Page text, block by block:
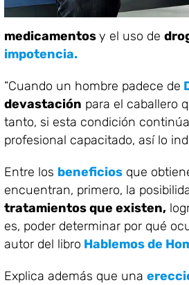
medicamentosy el uso de
impotencia.
“Cuando un hombre padece de
devastación para el caballero
tanto, si esta condición
profesional capacitado, así lo
Entre los beneficiosque
encuentran, primero, la
tratamientos que existen,
es, poder determinar por qué
autor del libro Hablemos de
Explica además que una